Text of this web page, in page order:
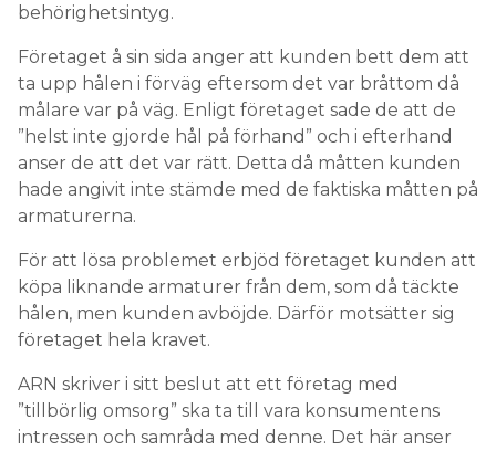
behörighetsintyg.
Företaget å sin sida anger att kunden bett dem att
ta upp hålen i förväg eftersom det var bråttom då
målare var på väg. Enligt företaget sade de att de
”helst inte gjorde hål på förhand” och i efterhand
anser de att det var rätt. Detta då måtten kunden
hade angivit inte stämde med de faktiska måtten på
armaturerna.
För att lösa problemet erbjöd företaget kunden att
köpa liknande armaturer från dem, som då täckte
hålen, men kunden avböjde. Därför motsätter sig
företaget hela kravet.
ARN skriver i sitt beslut att ett företag med
”tillbörlig omsorg” ska ta till vara konsumentens
intressen och samråda med denne. Det här anser